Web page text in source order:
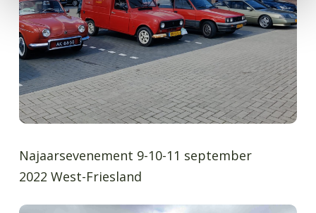
Najaarsevenement 9-10-11 september
2022 West-Friesland